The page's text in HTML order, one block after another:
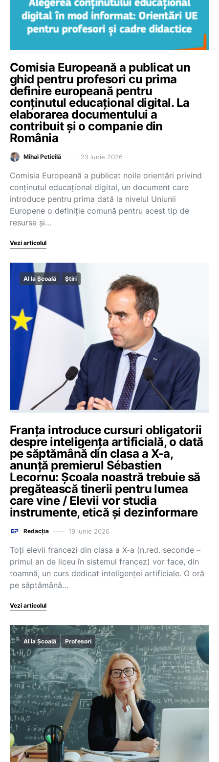
Comisia Europeană a publicat un
ghid pentru profesori cu prima
definire europeană pentru
conținutul educațional digital. La
elaborarea documentului a
contribuit și o companie din
România
Mihai Peticilă 23 iunie 2026
Comisia Europeană a publicat noile orientări privind
conținutul educațional digital, un document care
introduce pentru prima dată la nivelul Uniunii
Europene o definiție comună pentru acest tip de
resurse și…
Vezi articolul
AI la Școală Știri
Franța introduce cursuri obligatorii
despre inteligența artificială, o dată
pe săptămână din clasa a X-a,
anunță premierul Sébastien
Lecornu: Școala noastră trebuie să
pregătească tinerii pentru lumea
care vine / Elevii vor studia
instrumente, etică și dezinformare
Redacția 19 iunie 2026
Toți elevii francezi din clasa a X-a (n.red. seconde –
primul an de liceu în sistemul francez) vor face, din
toamnă, un curs dedicat inteligenței artificiale. O oră
pe săptămână…
Vezi articolul
AI la Școală Profesori